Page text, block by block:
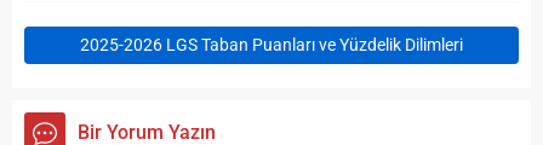
2025-2026 LGS Taban Puanları ve Yüzdelik Dilimleri
Bir Yorum Yazın